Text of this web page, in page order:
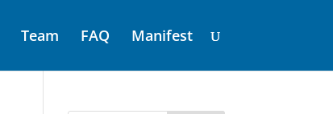
Team FAQ Manifest